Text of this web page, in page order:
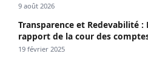
9 août 2026
Transparence et Redevabilité
rapport de la cour des
19 février 2025